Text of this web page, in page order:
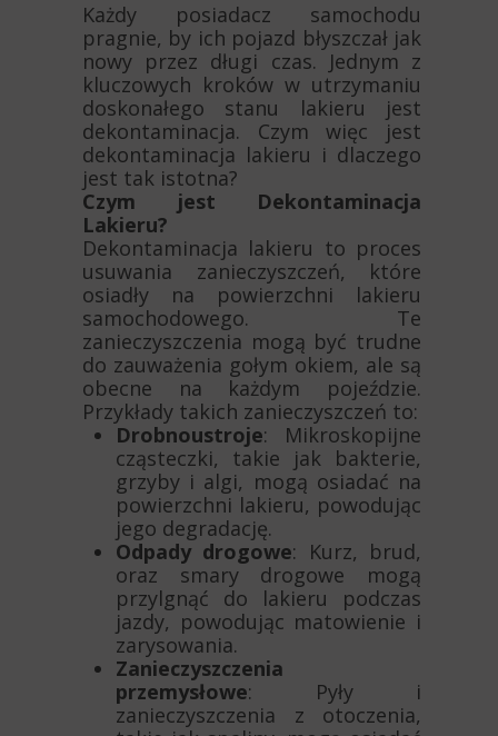
Każdy posiadacz samochodu
pragnie, by ich pojazd błyszczał jak
nowy przez długi czas. Jednym z
kluczowych kroków w utrzymaniu
doskonałego stanu lakieru jest
dekontaminacja. Czym więc jest
dekontaminacja lakieru i dlaczego
jest tak istotna?
Czym jest Dekontaminacja
Lakieru?
Dekontaminacja lakieru to proces
usuwania zanieczyszczeń, które
osiadły na powierzchni lakieru
samochodowego. Te
zanieczyszczenia mogą być trudne
do zauważenia gołym okiem, ale są
obecne na każdym pojeździe.
Przykłady takich zanieczyszczeń to:
Drobnoustroje: Mikroskopijne
cząsteczki, takie jak bakterie,
grzyby i algi, mogą osiadać na
powierzchni lakieru, powodując
jego degradację.
Odpady drogowe: Kurz, brud,
oraz smary drogowe mogą
przylgnąć do lakieru podczas
jazdy, powodując matowienie i
zarysowania.
Zanieczyszczenia
przemysłowe: Pyły i
zanieczyszczenia z otoczenia,